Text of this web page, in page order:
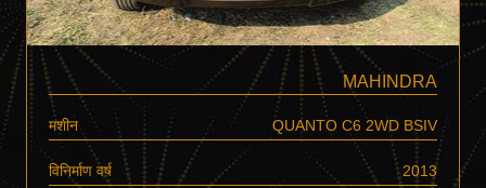
MAHINDRA
मशीन QUANTO C6 2WD BSIV
विनिर्माण वर्ष 2013